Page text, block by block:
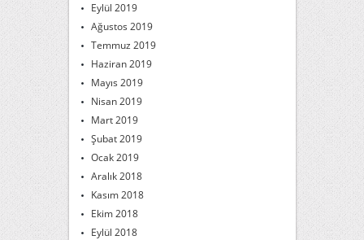
Eylül 2019
Ağustos 2019
Temmuz 2019
Haziran 2019
Mayıs 2019
Nisan 2019
Mart 2019
Şubat 2019
Ocak 2019
Aralık 2018
Kasım 2018
Ekim 2018
Eylül 2018